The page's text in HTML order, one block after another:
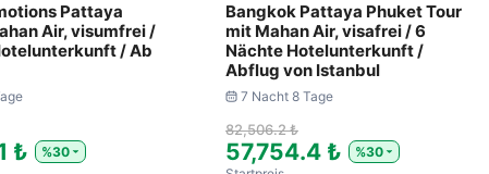
Pattaya
Air, visumfrei /
/ Ab
₺
%30
Bangkok Pattaya Phuket Tour
mit Mahan Air, visafrei / 6
Nächte Hotelunterkunft /
Abflug von Istanbul
7 Nacht 8 Tage
82,506.2 ₺
57,754.4 ₺
%30